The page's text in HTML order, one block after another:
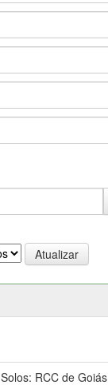
RCC de Goiás